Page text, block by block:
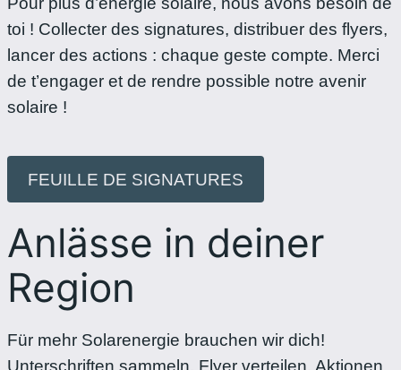
toi ! Collecter des signatures, distribuer des flyers,
lancer des actions : chaque geste compte. Merci
de t’engager et de rendre possible notre avenir
solaire !
FEUILLE DE SIGNATURES
Anlässe in deiner
Region
Für mehr Solarenergie brauchen wir dich!
Unterschriften sammeln, Flyer verteilen, Aktionen